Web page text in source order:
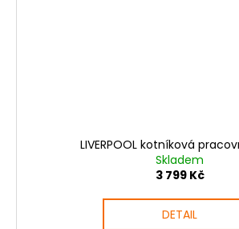
LIVERPOOL kotníková
Skladem
3 799 Kč
DETAIL